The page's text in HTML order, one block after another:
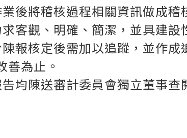
業後將稽核過程相關資訊做成
求客觀、明確、簡潔，並具建設
陳報核定後需加以追蹤，並作
善為止。
告均陳送審計委員會獨立董事